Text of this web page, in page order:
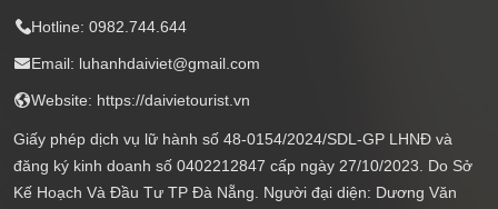
Hotline: 0982.744.644
Email: luhanhdaiviet@gmail.com
Website: https://daivietourist.vn
Giấy phép dịch vụ lữ hành số 48-0154/2024/SDL-GP LHNĐ và
đăng ký kinh doanh số 0402212847 cấp ngày 27/10/2023. Do Sở
Kế Hoạch Và Đầu Tư TP Đà Nẵng. Người đại diện: Dương Văn